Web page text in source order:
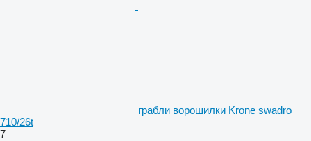
грабли ворошилки Krone swadro
710/26t
7